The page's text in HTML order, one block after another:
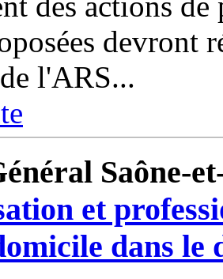
devront
l'ARS...
Saône-
et
dans le